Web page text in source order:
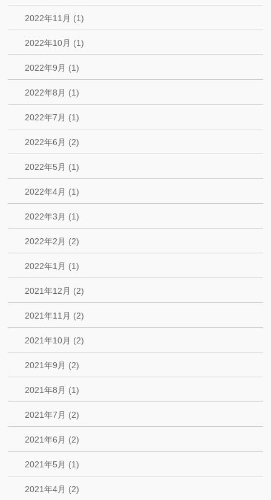
2022年11月 (1)
2022年10月 (1)
2022年9月 (1)
2022年8月 (1)
2022年7月 (1)
2022年6月 (2)
2022年5月 (1)
2022年4月 (1)
2022年3月 (1)
2022年2月 (2)
2022年1月 (1)
2021年12月 (2)
2021年11月 (2)
2021年10月 (2)
2021年9月 (2)
2021年8月 (1)
2021年7月 (2)
2021年6月 (2)
2021年5月 (1)
2021年4月 (2)